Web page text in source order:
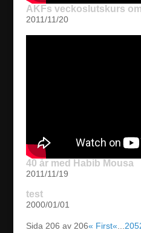
AKFs veckoslutskurs
2011/11/20
40 år med Habib Mousa
2011/11/19
test
2000/01/01
Sida 206 av 206« First« 205